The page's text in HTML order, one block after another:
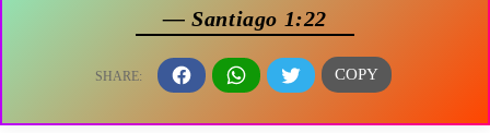
— Santiago 1:22